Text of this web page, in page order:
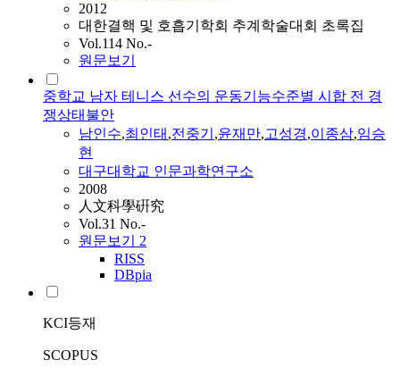
2012
대한결핵 및 호흡기학회 추계학술대회 초록집
Vol.114 No.-
원문보기
중학교 남자 테니스 선수의 운동기능수준별 시합 전 경
쟁상태불안
남인수,최인태 ,전중기 ,윤재만,고성경,이종삼,임승
현
대구대학교 인문과학연구소
2008
人文科學硏究
Vol.31 No.-
원문보기 2
RISS
DBpia
KCI등재
SCOPUS